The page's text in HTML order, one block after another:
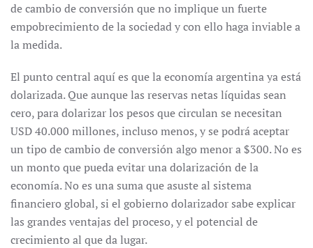
de cambio de conversión que no implique un fuerte
empobrecimiento de la sociedad y con ello haga inviable a
la medida.
El punto central aquí es que la economía argentina ya está
dolarizada. Que aunque las reservas netas líquidas sean
cero, para dolarizar los pesos que circulan se necesitan
USD 40.000 millones, incluso menos, y se podrá aceptar
un tipo de cambio de conversión algo menor a $300. No es
un monto que pueda evitar una dolarización de la
economía. No es una suma que asuste al sistema
financiero global, si el gobierno dolarizador sabe explicar
las grandes ventajas del proceso, y el potencial de
crecimiento al que da lugar.